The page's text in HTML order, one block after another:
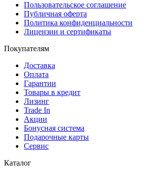
Пользовательское соглашение
Публичная оферта
Политика конфиденциальности
Лицензии и сертификаты
Покупателям
Доставка
Оплата
Гарантии
Товары в кредит
Лизинг
Trade In
Акции
Бонусная система
Подарочные карты
Сервис
Каталог